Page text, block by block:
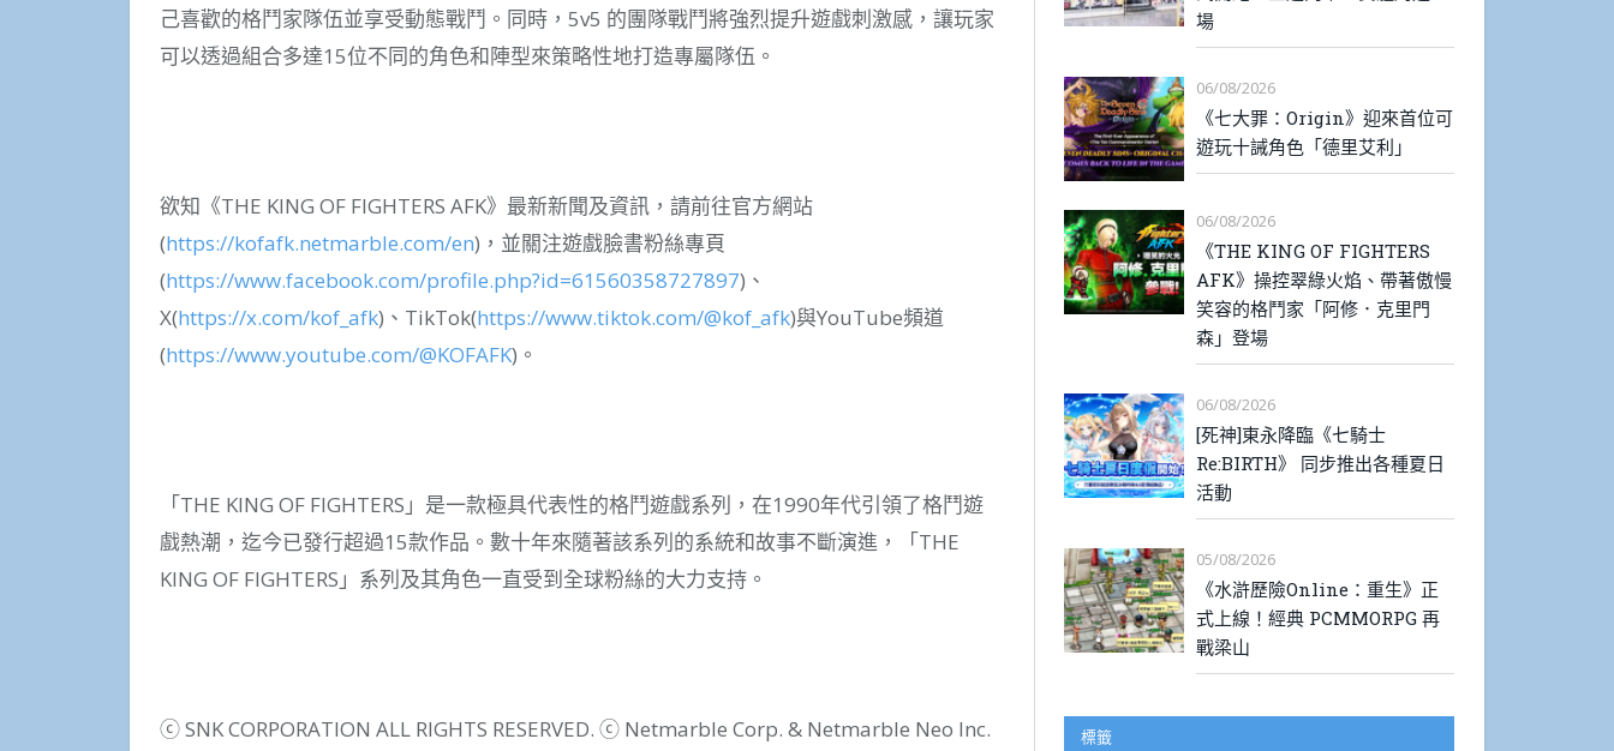
己喜歡的格鬥家隊伍並享受動態戰鬥。同時，5v5 的團隊戰鬥將強烈提升遊戲刺激感，讓玩家
可以透過組合多達15位不同的角色和陣型來策略性地打造專屬隊伍。
欲知《THE KING OF FIGHTERS AFK》最新新聞及資訊，請前往官方網站
(https://kofafk.netmarble.com/en)，並關注遊戲臉書粉絲專頁
(https://www.facebook.com/profile.php?id=61560358727897)、
X(https://x.com/kof_afk)、TikTok(https://www.tiktok.com/@kof_afk)與YouTube頻道
(https://www.youtube.com/@KOFAFK)。
「THE KING OF FIGHTERS」是一款極具代表性的格鬥遊戲系列，在1990年代引領了格鬥遊
戲熱潮，迄今已發行超過15款作品。數十年來隨著該系列的系統和故事不斷演進，「THE
KING OF FIGHTERS」系列及其角色一直受到全球粉絲的大力支持。
ⓒSNK CORPORATION ALL RIGHTS RESERVED. ⓒ Netmarble Corp. & Netmarble Neo Inc.
場
06/08/2026
《七大罪：Origin》迎來首位可
遊玩十誡角色「德里艾利」
06/08/2026
《THE KING OF FIGHTERS
AFK》操控翠綠火焰、帶著傲慢
笑容的格鬥家「阿修．克里門
森」登場
06/08/2026
[死神]東永降臨《七騎士
Re:BIRTH》 同步推出各種夏日
活動
05/08/2026
《水滸歷險Online：重生》正
式上線！經典 PCMMORPG 再
戰梁山
標籤